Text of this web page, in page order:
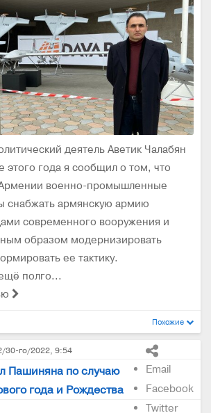
деятель Аветик Чалабян
этого года я сообщил о том, что
военно-промышленные
снабжать армянскую армию
современного вооружения и
образом модернизировать
ее тактику.
полго...
Похожие
30-го/2022, 9:54
Email
Facebook
Twitter
Пашиняна по случаю
года и Рождества